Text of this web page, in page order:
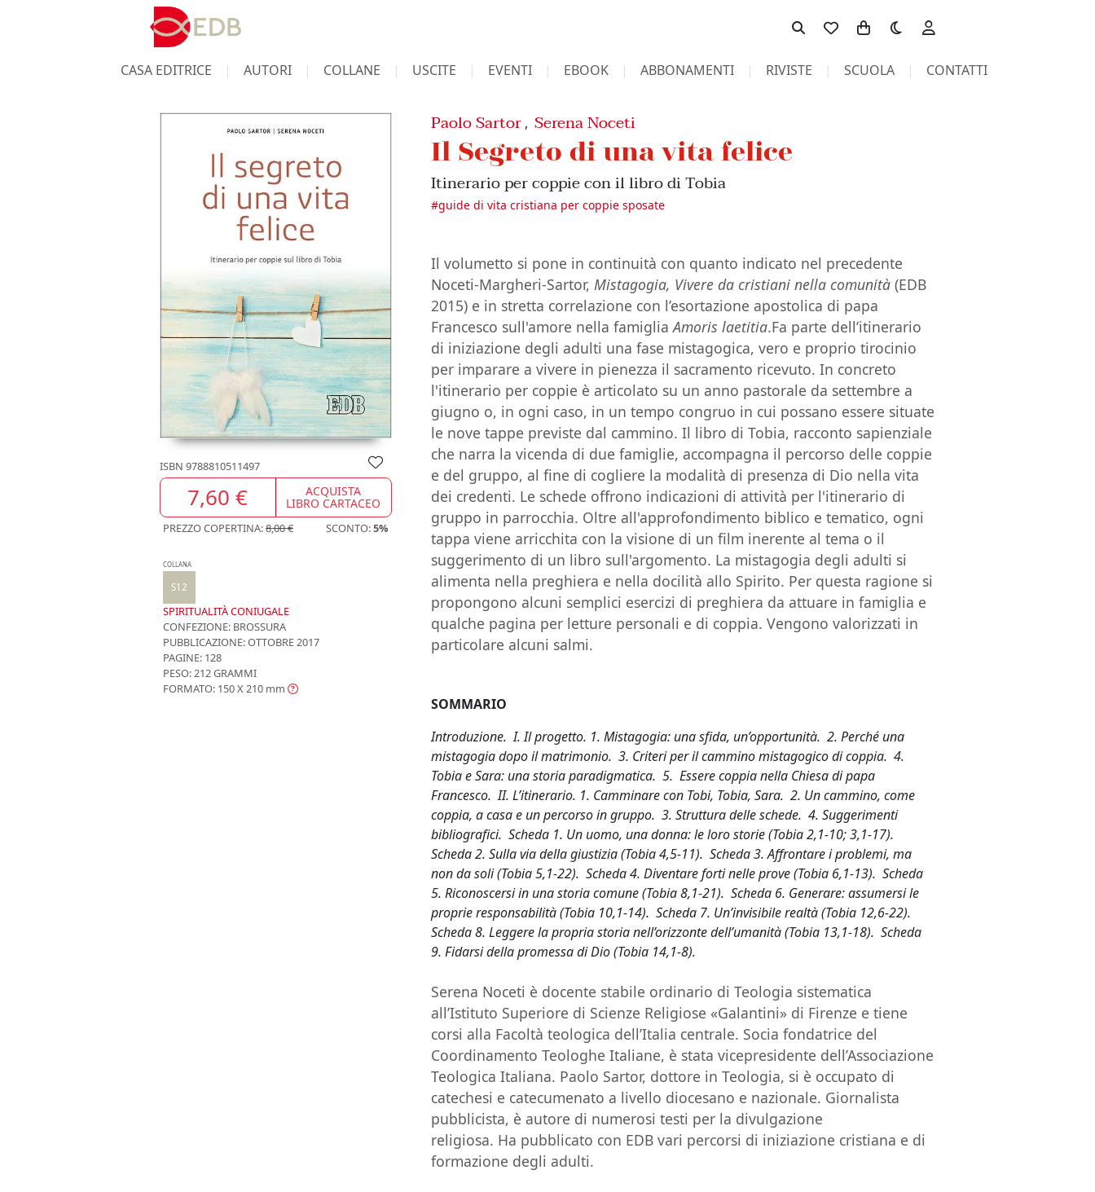
Toggle theme
CASA EDITRICE AUTORI COLLANE USCITE EVENTI EBOOK ABBONAMENTI RIVISTE SCUOLA CONTATTI
ISBN 9788810511497
7,60 € ACQUISTA
LIBRO CARTACEO
PREZZO COPERTINA:8,00 € SCONTO:5%
COLLANA
S12
SPIRITUALITÀ CONIUGALE
CONFEZIONE: BROSSURA
PUBBLICAZIONE:OTTOBRE 2017
PAGINE: 128
PESO: 212 GRAMMI
FORMATO: 150 X 210 mm
Paolo Sartor ,Serena Noceti
Il Segreto di una vita felice
Itinerario per coppie con il libro di Tobia
#guide di vita cristiana per coppie sposate
Il volumetto si pone in continuità con quanto indicato nel precedente
Noceti-Margheri-Sartor,Mistagogia, Vivere da cristiani nella comunità (EDB
2015) e in stretta correlazione con l’esortazione apostolica di papa
Francesco sull'amore nella famiglia Amoris laetitia.Fa parte dell’itinerario
di iniziazione degli adulti una fase mistagogica, vero e proprio tirocinio
per imparare a vivere in pienezza il sacramento ricevuto. In concreto
l'itinerario per coppie è articolato su un anno pastorale da settembre a
giugno o, in ogni caso, in un tempo congruo in cui possano essere situate
le nove tappe previste dal cammino. Il libro di Tobia, racconto sapienziale
che narra la vicenda di due famiglie, accompagna il percorso delle coppie
e del gruppo, al fine di cogliere la modalità di presenza di Dio nella vita
dei credenti. Le schede offrono indicazioni di attività per l'itinerario di
gruppo in parrocchia. Oltre all'approfondimento biblico e tematico, ogni
tappa viene arricchita con la visione di un film inerente al tema o il
suggerimento di un libro sull'argomento. La mistagogia degli adulti si
alimenta nella preghiera e nella docilità allo Spirito. Per questa ragione si
propongono alcuni semplici esercizi di preghiera da attuare in famiglia e
qualche pagina per letture personali e di coppia. Vengono valorizzati in
particolare alcuni salmi.
SOMMARIO
Introduzione. I. Il progetto. 1. Mistagogia: una sfida, un’opportunità. 2. Perché una
mistagogia dopo il matrimonio. 3. Criteri per il cammino mistagogico di coppia. 4.
Tobia e Sara: una storia paradigmatica. 5. Essere coppia nella Chiesa di papa
Francesco. II. L’itinerario. 1. Camminare con Tobi, Tobia, Sara. 2. Un cammino, come
coppia, a casa e un percorso in gruppo. 3. Struttura delle schede. 4. Suggerimenti
bibliografici. Scheda 1. Un uomo, una donna: le loro storie (Tobia 2,1-10; 3,1-17).
Scheda 2. Sulla via della giustizia (Tobia 4,5-11). Scheda 3. Affrontare i problemi, ma
non da soli (Tobia 5,1-22). Scheda 4. Diventare forti nelle prove (Tobia 6,1-13). Scheda
5. Riconoscersi in una storia comune (Tobia 8,1-21). Scheda 6. Generare: assumersi le
proprie responsabilità (Tobia 10,1-14). Scheda 7. Un’invisibile realtà (Tobia 12,6-22).
Scheda 8. Leggere la propria storia nell’orizzonte dell’umanità (Tobia 13,1-18). Scheda
9. Fidarsi della promessa di Dio (Tobia 14,1-8).
Serena Noceti è docente stabile ordinario di Teologia sistematica
all’Istituto Superiore di Scienze Religiose «Galantini» di Firenze e tiene
corsi alla Facoltà teologica dell’Italia centrale. Socia fondatrice del
Coordinamento Teologhe Italiane, è stata vicepresidente dell’Associazione
Teologica Italiana. Paolo Sartor, dottore in Teologia, si è occupato di
catechesi e catecumenato a livello diocesano e nazionale. Giornalista
pubblicista, è autore di numerosi testi per la divulgazione
religiosa. Ha pubblicato con EDB vari percorsi di iniziazione cristiana e di
formazione degli adulti.